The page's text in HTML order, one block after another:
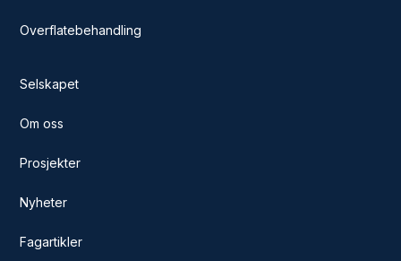
Overflatebehandling
Selskapet
Om oss
Prosjekter
Nyheter
Fagartikler